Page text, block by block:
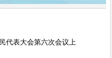
代表大会第六次会议上